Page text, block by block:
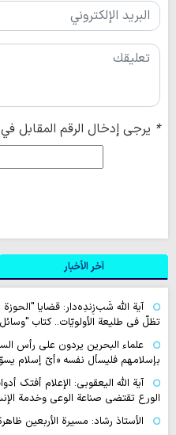
* يرجى إدخال الرقم المقابل
آخر الأخبار
آية اللّه شَب‌زِندِه‌دار: قضايا
تظلّ في طليعة الأولويّات.. كتاب
علماء البحرين يردون على رأس
بإسلامهم فليسأل نفسه «أيّ إسلام
آية الله اليعقوبي: الإعلام أفتك
الورع تقتضي صناعة الوعي وخدمة
الأستاذ رشاد: مسيرة الأربعين